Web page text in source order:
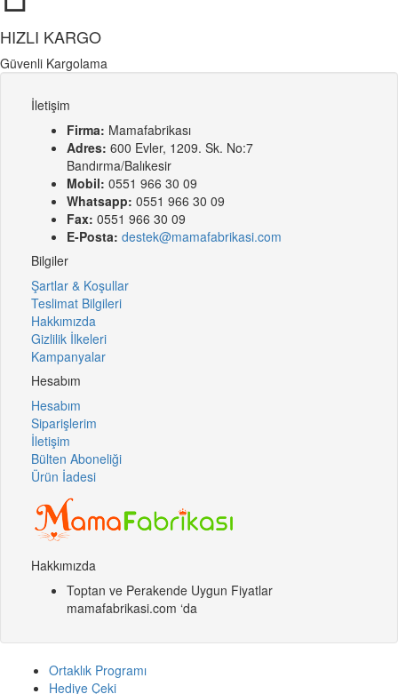
HIZLI KARGO
Güvenli Kargolama
İletişim
Firma: Mamafabrikası
Adres: 600 Evler, 1209. Sk. No:7
Bandırma/Balıkesir
Mobil: 0551 966 30 09
Whatsapp: 0551 966 30 09
Fax: 0551 966 30 09
E-Posta: destek@mamafabrikasi.com
Bilgiler
Şartlar & Koşullar
Teslimat Bilgileri
Hakkımızda
Gizlilik İlkeleri
Kampanyalar
Hesabım
Hesabım
Siparişlerim
İletişim
Bülten Aboneliği
Ürün İadesi
Hakkımızda
Toptan ve Perakende Uygun Fiyatlar
mamafabrikasi.com ‘da
Ortaklık Programı
Hediye Çeki